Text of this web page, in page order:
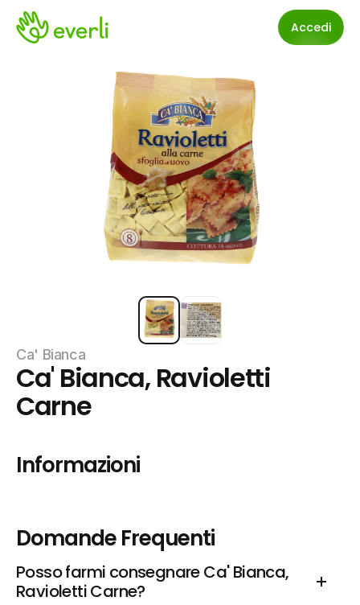
Accedi
Ca' Bianca
Ca' Bianca, Ravioletti
Carne
Informazioni
Domande Frequenti
Posso farmi consegnare Ca' Bianca,
Ravioletti Carne?